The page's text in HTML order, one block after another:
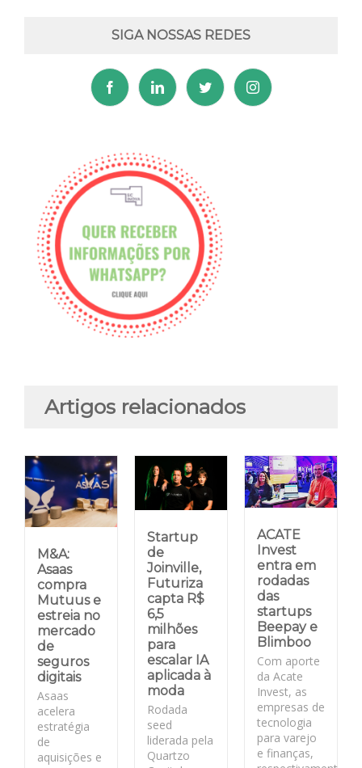
SIGA NOSSAS REDES
Artigos relacionados
M&A:
Asaas
compra
Mutuus e
estreia no
mercado
de
seguros
digitais
Asaas
acelera
estratégia
de
aquisições e
Startup
de
Joinville,
Futuriza
capta R$
6,5
milhões
para
escalar IA
aplicada à
moda
Rodada
seed
liderada pela
Quartzo
ACATE
Invest
entra em
rodadas
das
startups
Beepay e
Blimboo
Com aporte
da Acate
Invest, as
empresas de
tecnologia
para varejo
e finanças,